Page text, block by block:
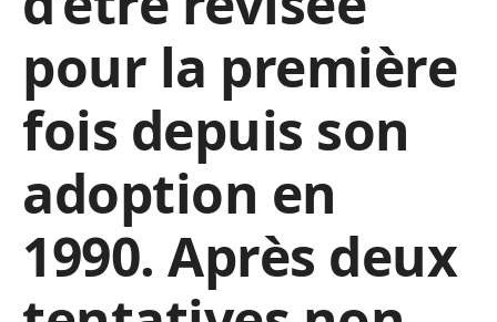
pour la première
fois depuis son
adoption en
1990. Après deux